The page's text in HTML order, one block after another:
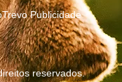
Publicidade
reservados.